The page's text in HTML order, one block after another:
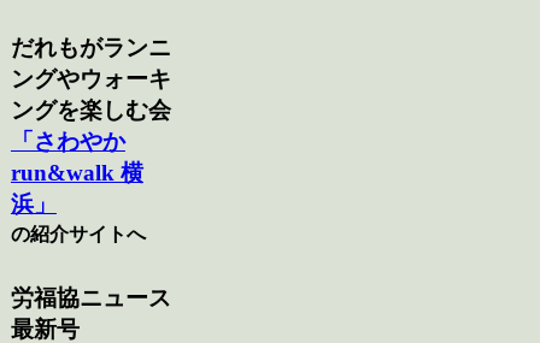
だれもがランニ
ングやウォーキ
ングを楽しむ会
「さわやか
run&walk 横
浜」
の紹介サイトへ
労福協ニュース
最新号